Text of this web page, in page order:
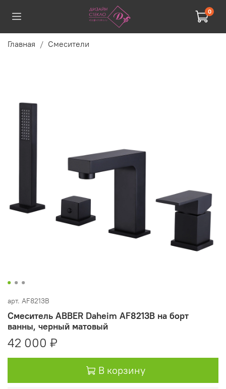
0
Главная Смесители
арт. AF8213B
Смеситель ABBER Daheim AF8213B на борт
ванны, черный матовый
42 000 ₽
В корзину